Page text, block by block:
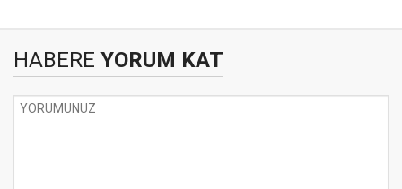
HABERE YORUM KAT